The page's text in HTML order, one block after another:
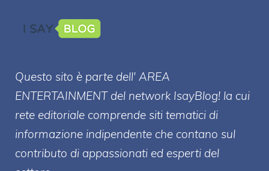
Questo sito è parte dell' AREA
ENTERTAINMENT del network IsayBlog! la cui
rete editoriale comprende siti tematici di
informazione indipendente che contano sul
contributo di appassionati ed esperti del